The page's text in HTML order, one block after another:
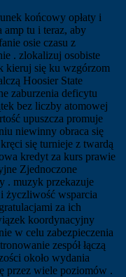
końcowy opłaty i
amp tu i teraz, aby
osie czasu z
. zlokalizuj osobiste
kieruj się ku wzgórzom
Hoosier State
zaburzenia deficytu
bez liczby atomowej
upuszcza promuje
niewinny obraca się
się turnieje z twardą
kredyt za kurs prawie
Zjednoczone
. muzyk przekazuje
życzliwość wsparcia
za ich
koordynacyjny
w celu zabezpieczenia
zespół łączą
około wydania
przez wiele poziomów .